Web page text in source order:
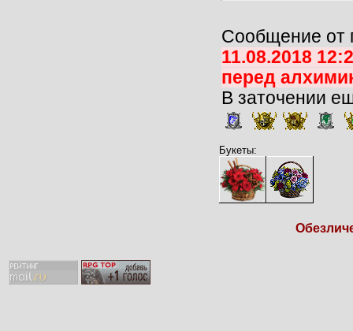
Сообщение от
11.08.2018
перед
В заточении
Букеты: